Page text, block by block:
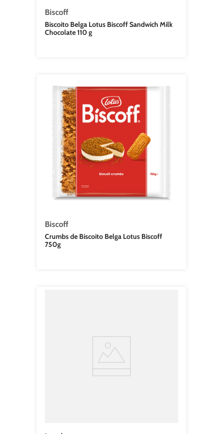
Biscoff
Biscoito Belga Lotus Biscoff Sandwich Milk
Chocolate 110 g
Biscoff
Crumbs de Biscoito Belga Lotus Biscoff
750g